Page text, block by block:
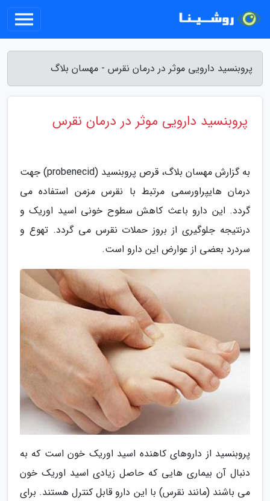
پروبنسید دارویی موثر در درمان نقرس - مهسان بلاگ
پروبنسید دارویی موثر در درمان نقرس
به گزارش مهسان بلاگ، قرص پروبنسید (probenecid) جهت
درمان هایپراورسمی مرتبط با نقرس مزمن استفاده می
گردد. این دارو باعث کاهش سطوح خونی اسید اوریک و
درنتیجه جلوگیری از بروز حملات نقرس می گردد. تهوع و
سردرد بعضی از عوارض این دارو است.
پروبنسید از داروهای کاهنده اسید اوریک خون است که به
دنبال آن بیماری هایی که حاصل زیادی اسید اوریک خون
می باشند (مانند نقرس) با این دارو قابل کنترل هستند. برای